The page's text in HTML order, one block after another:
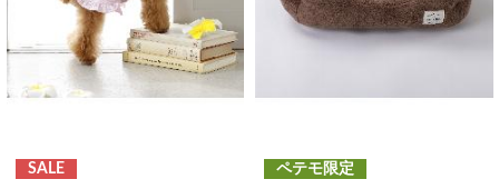
SALE ペテモ限定